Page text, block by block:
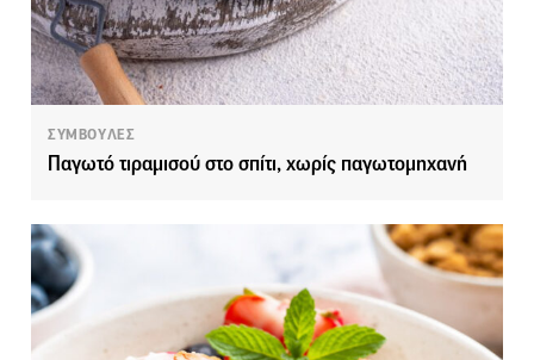
ΣΥΜΒΟΥΛΕΣ
Παγωτό τιραμισού στο σπίτι, χωρίς παγωτομηχανή